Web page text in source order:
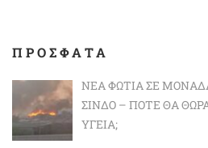
ΠΡΟΣΦΑΤΑ
ΝΈΑ ΦΩΤΙΆ ΣΕ
ΣΊΝΔΟ – ΠΌΤΕ ΘΑ
ΥΓΕΊΑ;